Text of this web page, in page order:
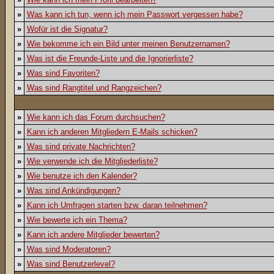
»
Was kann ich tun, wenn ich mein Passwort vergessen habe?
»
Wofür ist die Signatur?
»
Wie bekomme ich ein Bild unter meinen Benutzernamen?
»
Was ist die Freunde-Liste und die Ignorierliste?
»
Was sind Favoriten?
»
Was sind Rangtitel und Rangzeichen?
»
Wie kann ich das Forum durchsuchen?
»
Kann ich anderen Mitgliedern E-Mails schicken?
»
Was sind private Nachrichten?
»
Wie verwende ich die Mitgliederliste?
»
Wie benutze ich den Kalender?
»
Was sind Ankündigungen?
»
Kann ich Umfragen starten bzw. daran teilnehmen?
»
Wie bewerte ich ein Thema?
»
Kann ich andere Mitglieder bewerten?
»
Was sind Moderatoren?
»
Was sind Benutzerlevel?